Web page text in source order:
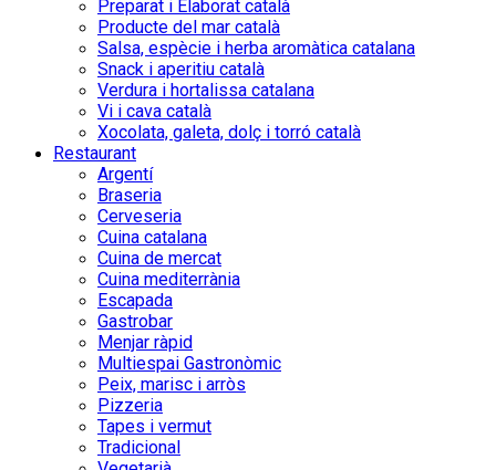
Preparat i Elaborat català
Producte del mar català
Salsa, espècie i herba aromàtica catalana
Snack i aperitiu català
Verdura i hortalissa catalana
Vi i cava català
Xocolata, galeta, dolç i torró català
Restaurant
Argentí
Braseria
Cerveseria
Cuina catalana
Cuina de mercat
Cuina mediterrània
Escapada
Gastrobar
Menjar ràpid
Multiespai Gastronòmic
Peix, marisc i arròs
Pizzeria
Tapes i vermut
Tradicional